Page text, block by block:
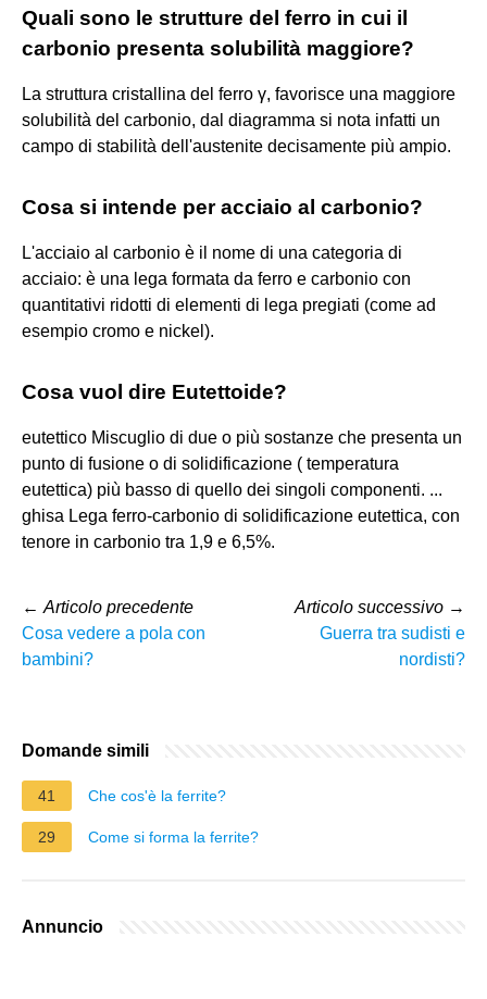
Quali sono le strutture del ferro in cui il
carbonio presenta solubilità maggiore?
La struttura cristallina del ferro γ, favorisce una maggiore
solubilità del carbonio, dal diagramma si nota infatti un
campo di stabilità dell'austenite decisamente più ampio.
Cosa si intende per acciaio al carbonio?
L'acciaio al carbonio è il nome di una categoria di
acciaio: è una lega formata da ferro e carbonio con
quantitativi ridotti di elementi di lega pregiati (come ad
esempio cromo e nickel).
Cosa vuol dire Eutettoide?
eutettico Miscuglio di due o più sostanze che presenta un
punto di fusione o di solidificazione ( temperatura
eutettica) più basso di quello dei singoli componenti. ...
ghisa Lega ferro-carbonio di solidificazione eutettica, con
tenore in carbonio tra 1,9 e 6,5%.
← Articolo precedente
Cosa vedere a pola con
bambini?
Articolo successivo →
Guerra tra sudisti e
nordisti?
Domande simili
41 Che cos'è la ferrite?
29 Come si forma la ferrite?
Annuncio